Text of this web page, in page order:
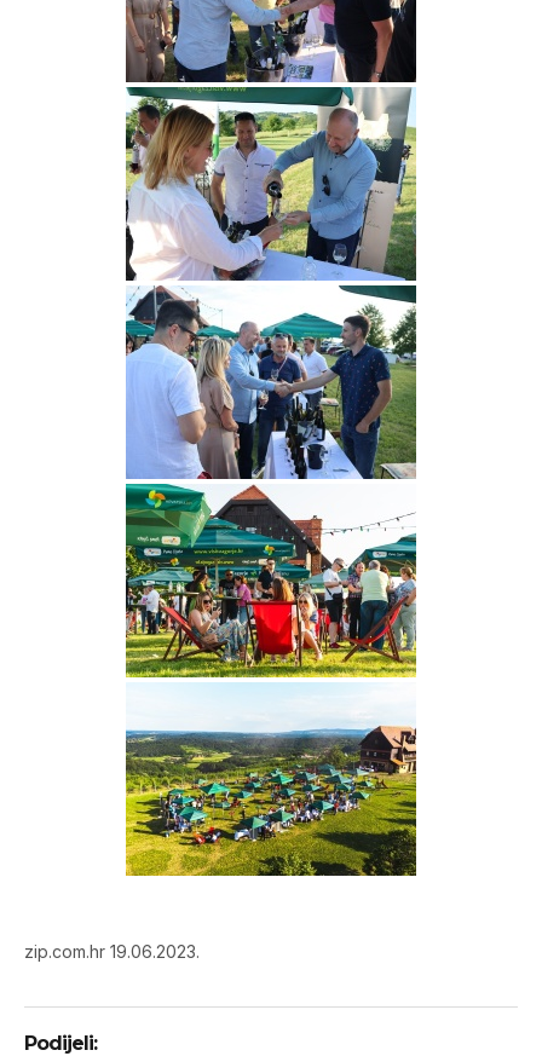
zip.com.hr 19.06.2023.
Podijeli: